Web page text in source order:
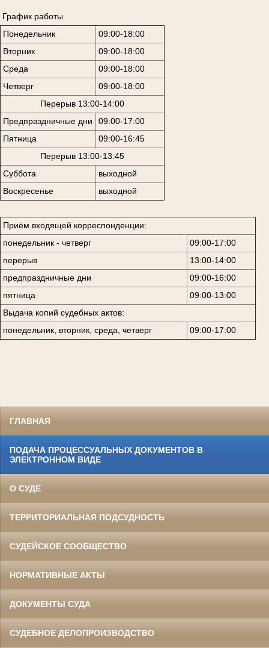
График работы
Понедельник
09:00-18:00
Вторник
09:00-18:00
Среда
09:00-18:00
Четверг
09:00-18:00
Перерыв 13:00-14:00
Предпраздничные дни
09:00-17:00
Пятница
09:00-16:45
Перерыв 13:00-13:45
Суббота
выходной
Воскресенье
выходной
Приём входящей корреспонденции:
понедельник - четверг
09:00-17:00
перерыв
13:00-14:00
предпраздничные дни
09:00-16:00
пятница
09:00-13:00
Выдача копий судебных актов:
понедельник, вторник, среда, четверг
09:00-17:00
ГЛАВНАЯ
ПОДАЧА ПРОЦЕССУАЛЬНЫХ ДОКУМЕНТОВ В
ЭЛЕКТРОННОМ ВИДЕ
О СУДЕ
ТЕРРИТОРИАЛЬНАЯ ПОДСУДНОСТЬ
СУДЕЙСКОЕ СООБЩЕСТВО
НОРМАТИВНЫЕ АКТЫ
ДОКУМЕНТЫ СУДА
СУДЕБНОЕ ДЕЛОПРОИЗВОДСТВО